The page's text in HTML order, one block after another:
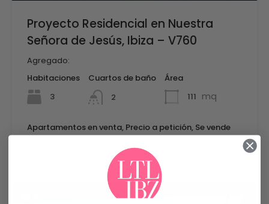
Proyecto Residencial en Nuestra
Señora de Jesús, Ibiza – V760
Agregado:
Habitaciones
3
Cuartos de baño
2
Área
111 mq
Apartamentos en venta, Precio a petición, Se vende